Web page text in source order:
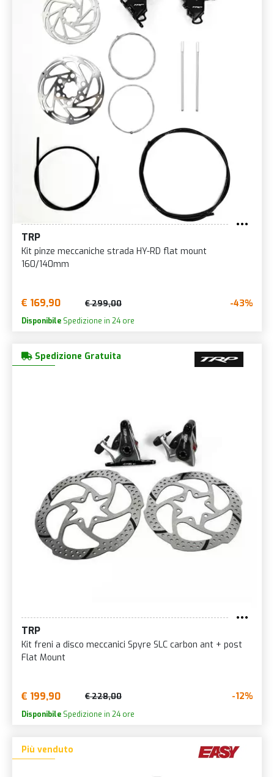
TRP
Kit pinze meccaniche strada HY-RD flat mount
160/140mm
€ 169,90 € 299,00 -43%
Disponibile Spedizione in 24 ore
Spedizione Gratuita
TRP
Kit freni a disco meccanici Spyre SLC carbon ant + post
Flat Mount
€ 199,90 € 228,00 -12%
Disponibile Spedizione in 24 ore
Più venduto